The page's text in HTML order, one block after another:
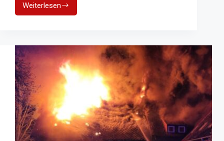
WeiterlesenFeuerwehr
Celle:
Hafen